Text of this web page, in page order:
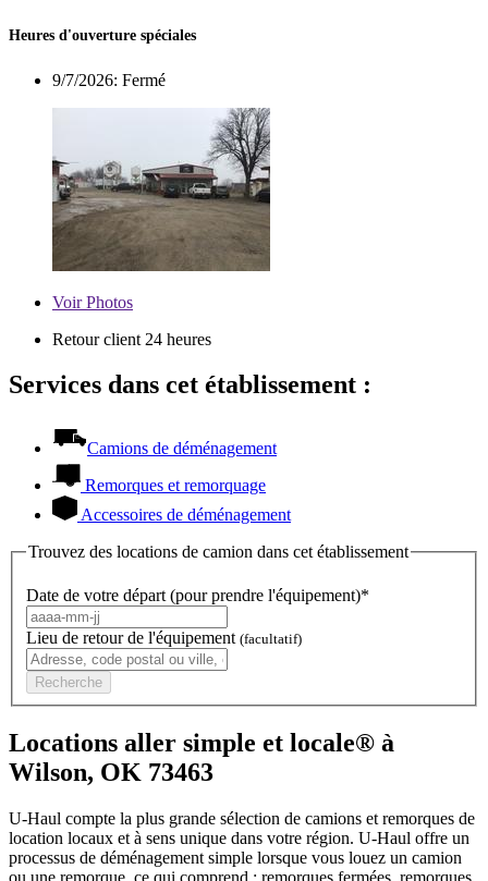
Heures d'ouverture spéciales
9/7/2026: Fermé
VoirPhotos
Retour client 24 heures
Services dans cet établissement :
Camions de déménagement
Remorques et remorquage
Accessoires de déménagement
Trouvez des locations de camion dans cet établissement
Date de votre départ (pour prendre l'équipement)*
Lieu de retour de l'équipement (facultatif)
Recherche
Locations aller simple et locale® à
Wilson, OK 73463
U-Haul compte la plus grande sélection de camions et remorques de
location locaux et à sens unique dans votre région. U-Haul offre un
processus de déménagement simple lorsque vous louez un camion
ou une remorque, ce qui comprend : remorques fermées, remorques